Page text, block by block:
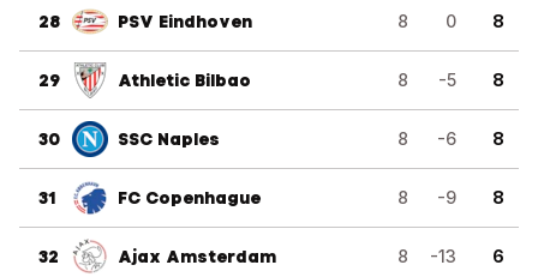
28 PSV Eindhoven 8 0 8
29 Athletic Bilbao 8 -5 8
30 SSC Naples 8 -6 8
31 FC Copenhague 8 -9 8
32 Ajax Amsterdam 8 -13 6